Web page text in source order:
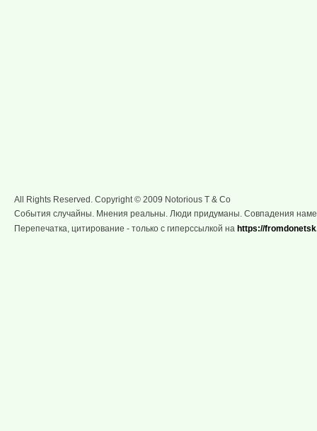
All Rights Reserved. Copyright © 2009 Notorious T & Co
События случайны. Мнения реальны. Люди придуманы. Совпадения
Перепечатка, цитирование - только с гиперссылкой на https://